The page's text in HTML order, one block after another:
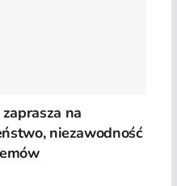
na
niezawodność